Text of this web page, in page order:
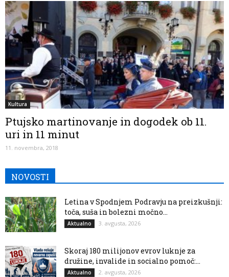
Kultura
Ptujsko martinovanje in dogodek ob 11.
uri in 11 minut
11. novembra, 2018
NOVOSTI
Letina v Spodnjem Podravju na preizkušnji:
toča, suša in bolezni močno...
Aktualno 3. avgusta, 2026
Skoraj 180 milijonov evrov luknje za
družine, invalide in socialno pomoč:...
Aktualno 2. avgusta, 2026